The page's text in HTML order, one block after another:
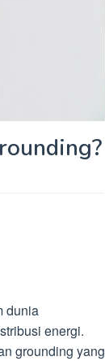
dunia
energi.
grounding yang